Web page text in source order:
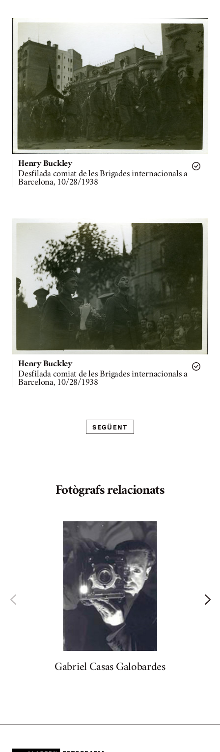
Henry Buckley
Desfilada comiat de les Brigades internacionals a
Barcelona, 10/28/1938
Henry Buckley
Desfilada comiat de les Brigades internacionals a
Barcelona, 10/28/1938
SEGÜENT
Fotògrafs relacionats
Gabriel Casas Galobardes